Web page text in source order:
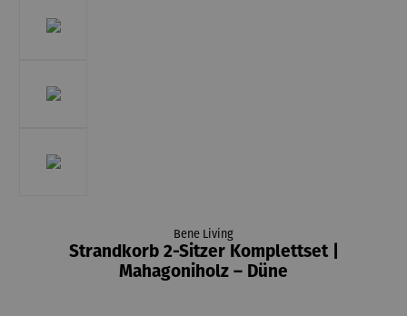
Bene Living
Strandkorb 2-Sitzer Komplettset |
Mahagoniholz – Düne